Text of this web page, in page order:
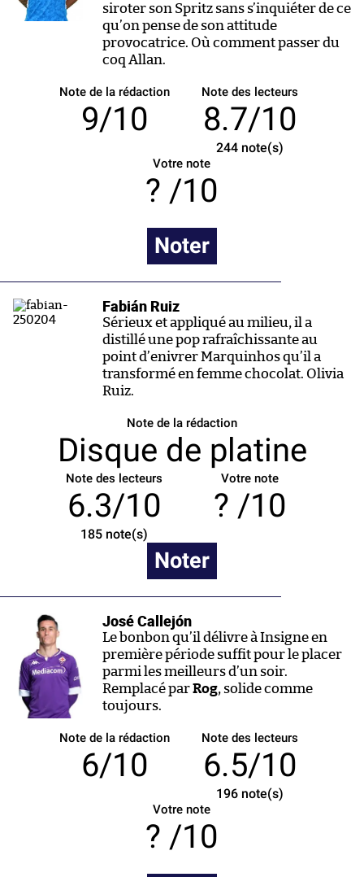
siroter son Spritz sans s’inquiéter de ce
qu’on pense de son attitude
provocatrice. Où comment passer du
coq Allan.
Note de la rédaction
9/10
Note des lecteurs
8.7/10
244note(s)
Votre note
/10
Noter
Fabián Ruiz
Sérieux et appliqué au milieu, il a
distillé une pop rafraîchissante au
point d’enivrer Marquinhos qu’il a
transformé en femme chocolat. Olivia
Ruiz.
Note de la rédaction
Disque de platine
Note des lecteurs
6.3/10
185 note(s)
Votre note
/10
Noter
José Callejón
Le bonbon qu’il délivre à Insigne en
première période suffit pour le placer
parmi les meilleurs d’un soir.
Remplacé parRog, solide comme
toujours.
Note de la rédaction
6/10
Note des lecteurs
6.5/10
196note(s)
Votre note
/10